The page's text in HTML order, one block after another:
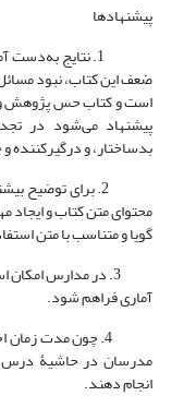
پیشنهادها
1. نتایج به‌دست
ضعف این کتاب، نبود
است و کتاب حس پژوهش و
پیشنهاد می‌شود در
بدساختار، و درگیرکننده
2. برای توضیح
محتوای متن کتاب و ایجاد
گویا و متناسب با متن
3. در مدارس امکان
آماری فراهم شود.
4. چون مدت زمان
مدرسان در حاشیۀ درس
انجام دهند.